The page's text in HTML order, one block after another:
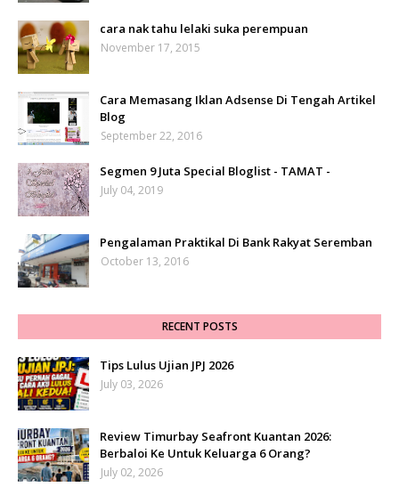
cara nak tahu lelaki suka perempuan
November 17, 2015
Cara Memasang Iklan Adsense Di Tengah Artikel
Blog
September 22, 2016
Segmen 9 Juta Special Bloglist - TAMAT -
July 04, 2019
Pengalaman Praktikal Di Bank Rakyat Seremban
October 13, 2016
RECENT POSTS
Tips Lulus Ujian JPJ 2026
July 03, 2026
Review Timurbay Seafront Kuantan 2026:
Berbaloi Ke Untuk Keluarga 6 Orang?
July 02, 2026